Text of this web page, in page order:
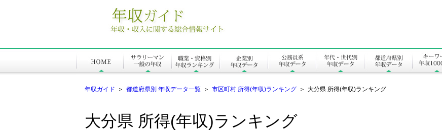
年収ガイド ＞ 都道府県別 年収データ一覧 ＞ 市区町村 所得(年収)ランキング ＞ 大分県 所得(年収)ランキング
大分県 所得(年収)ランキング